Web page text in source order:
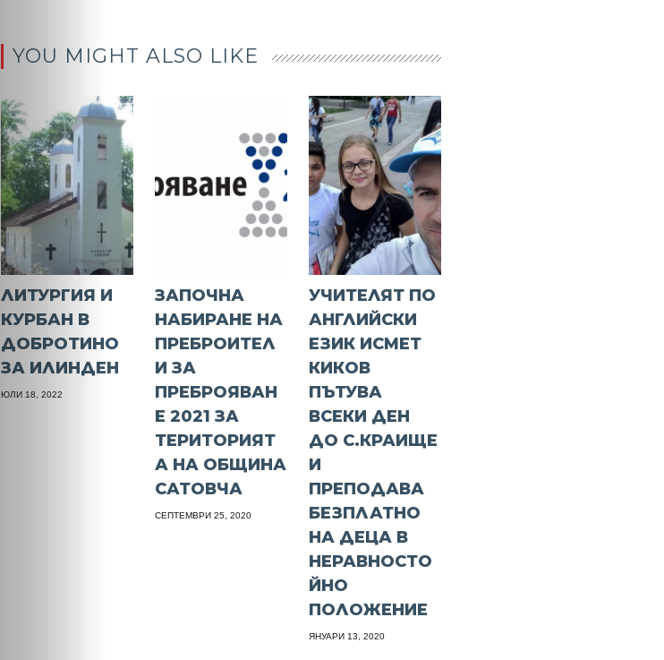
YOU MIGHT ALSO LIKE
ЛИТУРГИЯ И
КУРБАН В
ДОБРОТИНО
ЗА ИЛИНДЕН
ЮЛИ 18, 2022
ЗАПОЧНА
НАБИРАНЕ НА
ПРЕБРОИТЕЛ
И ЗА
ПРЕБРОЯВАН
Е 2021 ЗА
ТЕРИТОРИЯТ
А НА ОБЩИНА
САТОВЧА
СЕПТЕМВРИ 25, 2020
УЧИТЕЛЯТ ПО
АНГЛИЙСКИ
ЕЗИК ИСМЕТ
КИКОВ
ПЪТУВА
ВСЕКИ ДЕН
ДО С.КРАИЩЕ
И
ПРЕПОДАВА
БЕЗПЛАТНО
НА ДЕЦА В
НЕРАВНОСТО
ЙНО
ПОЛОЖЕНИЕ
ЯНУАРИ 13, 2020